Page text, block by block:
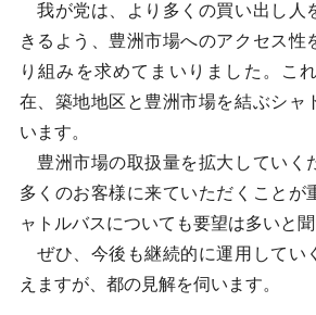
我が党は、より多くの買い出し人
きるよう、豊洲市場へのアクセス性
り組みを求めてまいりました。こ
在、築地地区と豊洲市場を結ぶシャ
います。
豊洲市場の取扱量を拡大していく
多くのお客様に来ていただくことが
ャトルバスについても要望は多いと聞
ぜひ、今後も継続的に運用してい
えますが、都の見解を伺います。